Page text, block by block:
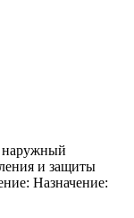
и защиты
Назначение: